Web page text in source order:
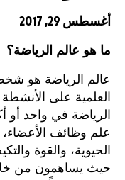
أغسطس 29, 2017
ما هو عالم الرياضة؟
عالم الرياضة هو
العلمية على
الرياضة في واحد أو
علم وظائف الأعضاء،
الحيوية، والقوة
حيث يساهمون من